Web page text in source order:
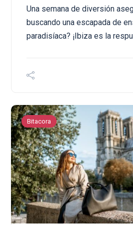
Una semana de diversión
buscando una escapada de
paradisíaca? ¡Ibiza es la
Bitacora